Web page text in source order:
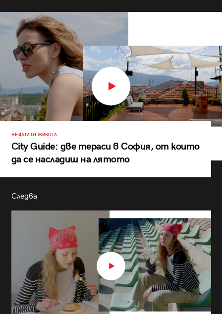
НЕЩАТА ОТ ЖИВОТА
City Guide: две тераси в София, от които
да се насладиш на лятото
Следва